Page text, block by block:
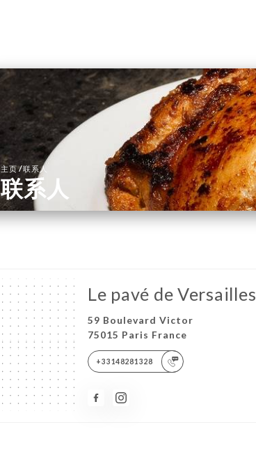
主页/联系人
联系人
Le pavé de Versailles
59 Boulevard Victor
75015 Paris France
+33148281328